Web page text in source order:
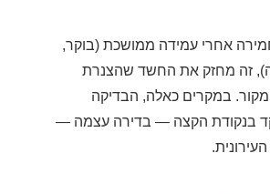
אחרי עמידה ממושכת (בוקר,
זה מחזק את החשד שהצנרת
במקרים כאלה, הבדיקה
בנקודת הקצה — בדירה עצמה —